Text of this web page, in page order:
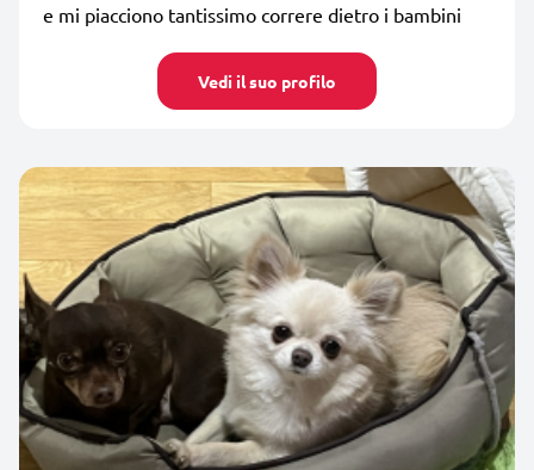
e mi piacciono tantissimo correre dietro i bambini
Vedi il suo profilo